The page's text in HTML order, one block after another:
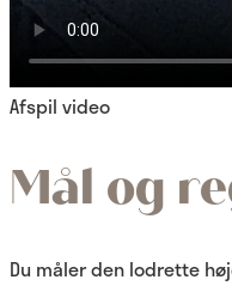
Afspil video
Mål og
Du måler den lodrette